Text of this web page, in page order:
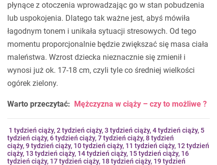
płynące z otoczenia wprowadzając go w stan pobudzenia
lub uspokojenia. Dlatego tak ważne jest, abyś mówiła
łagodnym tonem i unikała sytuacji stresowych. Od tego
momentu proporcjonalnie będzie zwiększać się masa ciała
maleństwa. Wzrost dziecka nieznacznie się zmienił i
wynosi już ok. 17-18 cm, czyli tyle co średniej wielkości
ogórek zielony.
Warto przeczytać: Mężczyzna w ciąży – czy to możliwe ?
1 tydzień ciąży,2 tydzień ciąży,3 tydzień ciąży,4 tydzień ciąży, 5
tydzień ciąży,6 tydzień ciąży,7 tydzień ciąży,8 tydzień
ciąży,9 tydzień ciąży, 10 tydzień ciąży, 11 tydzień ciąży, 12 tydzień
ciąży, 13 tydzień ciąży, 14 tydzień ciąży, 15 tydzień ciąży, 16
tydzień ciąży, 17 tydzień ciąży, 18 tydzień ciąży, 19 tydzień